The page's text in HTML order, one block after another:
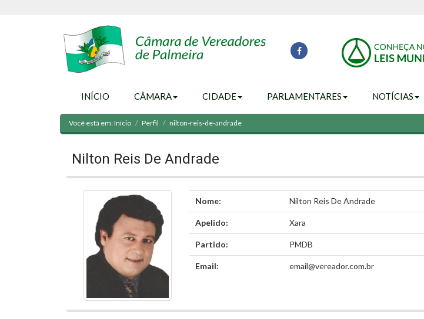
INÍCIO CÂMARA CIDADE PARLAMENTARES NOTÍCIAS
Você está em:Início Perfil nilton-reis-de-andrade
Nilton Reis De Andrade
Nome: Nilton Reis De Andrade
Apelido: Xara
Partido: PMDB
Email: email@vereador.com.br